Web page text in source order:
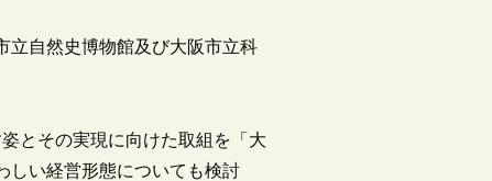
立自然史博物館及び大阪市立科
とその実現に向けた取組を「大
しい経営形態についても検討